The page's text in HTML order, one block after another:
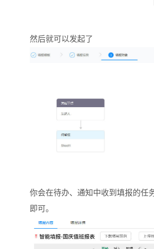
然后就可以发起了
你会在待办、通知中收到填报的任
即可。